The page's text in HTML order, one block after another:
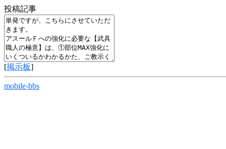
投稿記事
[掲示板]
mobile-bbs